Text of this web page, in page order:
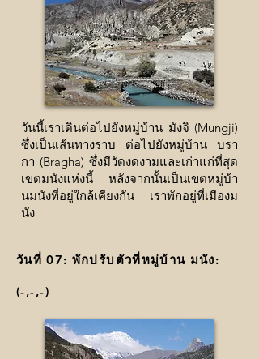
วันนี้เราเดินต่อไปยังหมู่บ้าน มังจิ (Mungji)
ซึ่งเป็นเส้นทางราบ ต่อไปยังหมู่บ้าน บรา
กา (Bragha) ซึ่งมีวัดงดงามและเก่าแก่ที่สุด
เขตมนังแห่งนี้ หลังจากนั้นเป็นเขตหมู่บ้า
นมนังที่อยู่ใกล้เคียงกัน เราพักอยู่ที่เมืองม
นัง
วันที่ 07: พักปรับตัวที่หมู่บ้าน มนัง:
(-,-,-)